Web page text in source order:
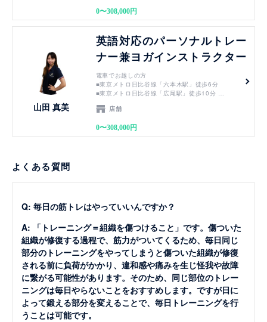
バスでお越しの方
■「新橋駅」都営バス01系統 渋谷行き19分⇒徒歩
30秒
0〜308,000円
山田 真美
英語対応のパーソナルトレー
ナー兼ヨガインストラクター
電車でお越しの方
■東京メトロ日比谷線「六本木駅」徒歩6分
■東京メトロ日比谷線「広尾駅」徒歩10分
■都営地下鉄大江戸線「六本木駅」徒歩15分
バスでお越しの方
店舗
0〜308,000円
よくある質問
Q: 毎日の筋トレはやっていいんですか？
A: 「トレーニング＝組織を傷つけること」です。傷ついた
組織が修復する過程で、筋力がついてくるため、毎日同じ
部分のトレーニングをやってしまうと傷ついた組織が修復
される前に負荷がかかり、違和感や痛みを生じ怪我や故障
に繋がる可能性があります。そのため、同じ部位のトレー
ニングは毎日やらないことをおすすめします。ですが日に
よって鍛える部分を変えることで、毎日トレーニングを行
うことは可能です。